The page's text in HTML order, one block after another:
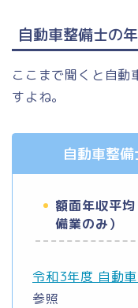
自動車整備士の
ここまで聞くと自動
すよね。
自動車整
額面年収平均
備業のみ）
令和3年度 自動
参照